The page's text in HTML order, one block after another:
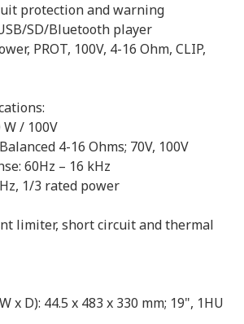
protection and warning
SD/Bluetooth player
PROT, 100V, 4-16 Ohm, CLIP,
W / 100V
4-16 Ohms; 70V, 100V
60Hz – 16 kHz
1/3 rated power
limiter, short circuit and thermal
x D): 44.5 x 483 x 330 mm; 19", 1HU